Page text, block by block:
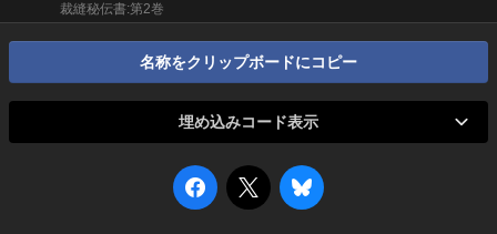
裁縫秘伝書:第2巻
名称をクリップボードにコピー
埋め込みコード表示